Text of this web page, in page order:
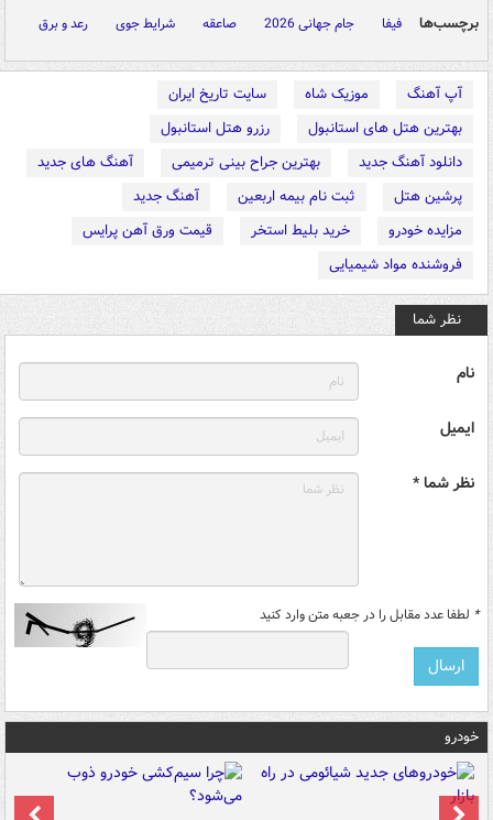
برچسب‌ها فیفا جام جهانی 2026 صاعقه شرایط جوی رعد و برق
آپ آهنگ موزیک شاه
سایت تاریخ ایران
بهترین هتل های استانبول
رزرو هتل استانبول
دانلود آهنگ جدید
بهترین جراح بینی ترمیمی
آهنگ های جدید
پرشین هتل
ثبت نام بیمه اربعین
آهنگ جدید
مزایده خودرو
خرید بلیط استخر
قیمت ورق آهن پرایس
فروشنده مواد شیمیایی
نظر شما
نام
ایمیل
نظر شما *
* لطفا عدد مقابل را در جعبه متن وارد کنید
خودرو